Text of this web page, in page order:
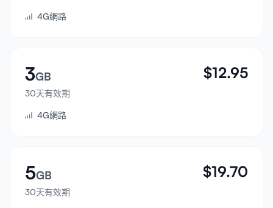
登入 4G網路
3GB
30天有效期
$12.95
4G網路
5GB
30天有效期
$19.70